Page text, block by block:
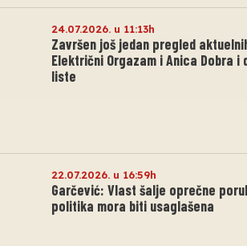
24.07.2026. u 11:13h
Završen još jedan pregled
Električni Orgazam i Anica Dobra i
liste
22.07.2026. u 16:59h
Garčević: Vlast šalje oprečne
politika mora biti usaglašena